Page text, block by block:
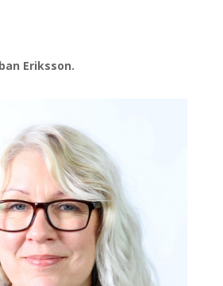
Eriksson.